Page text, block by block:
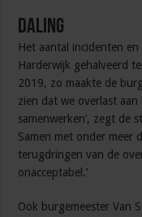
Daling
Het aantal incidenten
Harderwijk gehalveerd
2019, zo maakte de
zien dat we overlast
samenwerken’, zegt de
Samen met onder meer
terugdringen van de
onacceptabel.’
Ook burgemeester Van